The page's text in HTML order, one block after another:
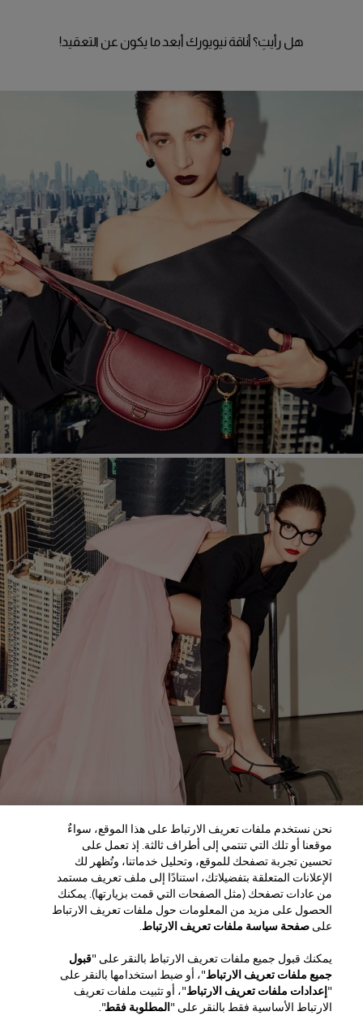
هل رأيتِ؟ أناقة نيويورك أبعد ما يكون عن التعقيد!
المنطقة / اللغة
خدمة العملاء
العثور على متجر
اتصل بنا
الشحن والإرجاع للجمال
الشحن والإرجاع للأزياء
نبذة عن الدار
نحن نستخدم ملفات تعريف الارتباط على هذا الموقع، سواءٌ
موقعنا أو تلك التي تنتمي إلى أطراف ثالثة. إذ تعمل على
تحسين تجربة تصفحك للموقع، وتحليل خدماتنا، وتُظهر لك
الإعلانات المتعلقة بتفضيلاتك، استنادًا إلى ملف تعريف مستمد
من عادات تصفحك (مثل الصفحات التي قمت بزيارتها). يمكنك
الحصول على مزيد من المعلومات حول ملفات تعريف الارتباط
علىصفحة سياسة ملفات تعريف الارتباط.
يمكنك قبول جميع ملفات تعريف الارتباط بالنقر على "قبول
جميع ملفات تعريف الارتباط"، أو ضبط استخدامها بالنقر على
" إعدادات ملفات تعريف الارتباط"، أو تثبيت ملفات تعريف
الارتباط الأساسية فقط بالنقر على " المطلوبة فقط".